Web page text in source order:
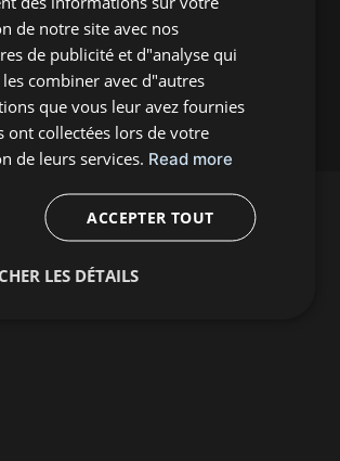
à la newsletters
de notre site avec nos
de publicité et d"analyse qui
combiner avec d"autres
que vous leur avez fournies
ont collectées lors de votre
de leurs services. Read more
ACCEPTER TOUT
LES DÉTAILS